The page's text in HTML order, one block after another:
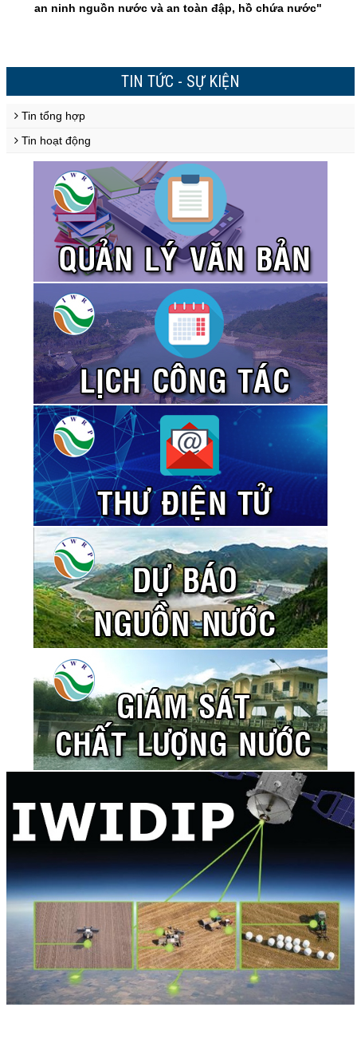
an ninh nguồn nước và an toàn đập, hồ chứa nước"
TIN TỨC - SỰ KIỆN
Tin tổng hợp
Tin hoạt động